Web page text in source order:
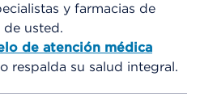
y farmacias de
de usted.
de atención médica
respalda su salud integral.